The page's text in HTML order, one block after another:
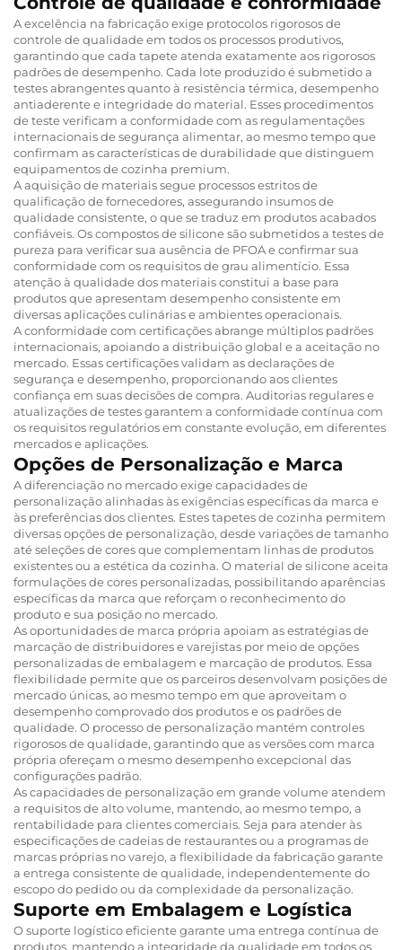
A excelência na fabricação exige protocolos rigorosos de
controle de qualidade em todos os processos produtivos,
garantindo que cada tapete atenda exatamente aos rigorosos
padrões de desempenho. Cada lote produzido é submetido a
testes abrangentes quanto à resistência térmica, desempenho
antiaderente e integridade do material. Esses procedimentos
de teste verificam a conformidade com as regulamentações
internacionais de segurança alimentar, ao mesmo tempo que
confirmam as características de durabilidade que distinguem
equipamentos de cozinha premium.
A aquisição de materiais segue processos estritos de
qualificação de fornecedores, assegurando insumos de
qualidade consistente, o que se traduz em produtos acabados
confiáveis. Os compostos de silicone são submetidos a testes de
pureza para verificar sua ausência de PFOA e confirmar sua
conformidade com os requisitos de grau alimentício. Essa
atenção à qualidade dos materiais constitui a base para
produtos que apresentam desempenho consistente em
diversas aplicações culinárias e ambientes operacionais.
A conformidade com certificações abrange múltiplos padrões
internacionais, apoiando a distribuição global e a aceitação no
mercado. Essas certificações validam as declarações de
segurança e desempenho, proporcionando aos clientes
confiança em suas decisões de compra. Auditorias regulares e
atualizações de testes garantem a conformidade contínua com
os requisitos regulatórios em constante evolução, em diferentes
mercados e aplicações.
Opções de Personalização e Marca
A diferenciação no mercado exige capacidades de
personalização alinhadas às exigências específicas da marca e
às preferências dos clientes. Estes tapetes de cozinha permitem
diversas opções de personalização, desde variações de tamanho
até seleções de cores que complementam linhas de produtos
existentes ou a estética da cozinha. O material de silicone aceita
formulações de cores personalizadas, possibilitando aparências
específicas da marca que reforçam o reconhecimento do
produto e sua posição no mercado.
As oportunidades de marca própria apoiam as estratégias de
marcação de distribuidores e varejistas por meio de opções
personalizadas de embalagem e marcação de produtos. Essa
flexibilidade permite que os parceiros desenvolvam posições de
mercado únicas, ao mesmo tempo em que aproveitam o
desempenho comprovado dos produtos e os padrões de
qualidade. O processo de personalização mantém controles
rigorosos de qualidade, garantindo que as versões com marca
própria ofereçam o mesmo desempenho excepcional das
configurações padrão.
As capacidades de personalização em grande volume atendem
a requisitos de alto volume, mantendo, ao mesmo tempo, a
rentabilidade para clientes comerciais. Seja para atender às
especificações de cadeias de restaurantes ou a programas de
marcas próprias no varejo, a flexibilidade da fabricação garante
a entrega consistente de qualidade, independentemente do
escopo do pedido ou da complexidade da personalização.
Suporte em Embalagem e Logística
O suporte logístico eficiente garante uma entrega contínua de
produtos, mantendo a integridade da qualidade em todos os